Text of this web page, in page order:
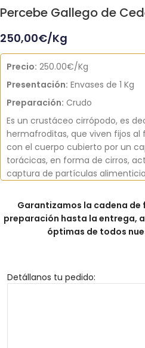
Percebe Gallego de
250,00€/Kg
Precio: 250.00€/Kg
Presentación: Envases de 1 Kg
Preparación: Crudo
Es un crustáceo cirrópodo, es
hermafroditas, que viven fijos
con el cuerpo cubierto por un
torácicas, en forma de cirros,
captura de partículas
Garantizamos la cadena de
preparación hasta la entrega,
óptimas de todos
Detállanos tu pedido: